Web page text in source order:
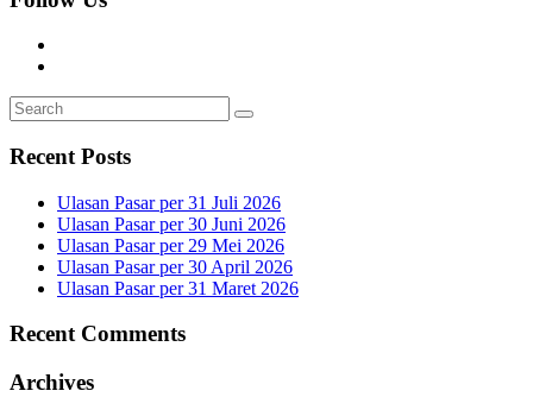
Recent Posts
Ulasan Pasar per 31 Juli 2026
Ulasan Pasar per 30 Juni 2026
Ulasan Pasar per 29 Mei 2026
Ulasan Pasar per 30 April 2026
Ulasan Pasar per 31 Maret 2026
Recent Comments
Archives